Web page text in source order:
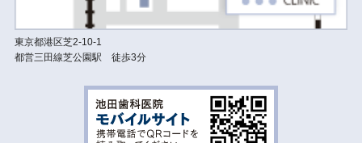
東京都港区芝2-10-1
都営三田線芝公園駅 徒歩3分